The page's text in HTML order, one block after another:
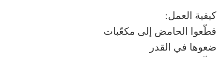
كيفية العمل:
قطّعوا الحامض إلى مكعّبات
ضعوها في القدر